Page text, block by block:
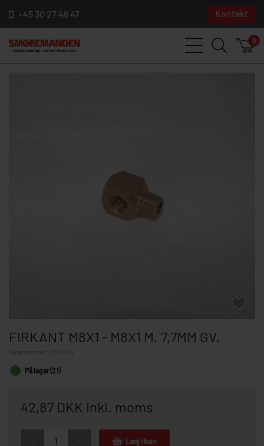
+45 30 27 46 47 Kontakt
0
FIRKANT M8X1 - M8X1 M. 7,7MM GV.
F103516
På lager (21)
42,87 DKK inkl. moms
Læg i kurv